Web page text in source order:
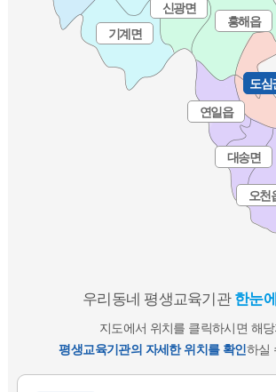
신광면
흥해읍
기계면
도심
연일읍
대송면
오천
우리동네 평생교육기관 한눈
지도에서 위치를 클릭하시면 해
평생교육기관의 자세한 위치를 확인하실